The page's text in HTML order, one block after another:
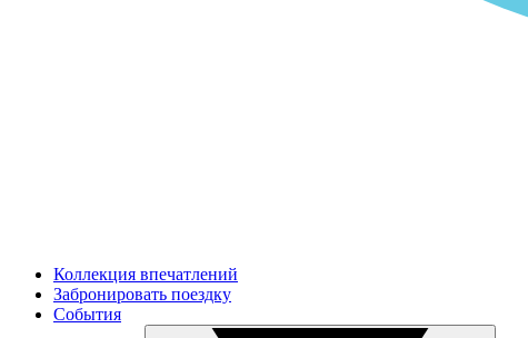
Коллекция впечатлений
Забронировать поездку
События